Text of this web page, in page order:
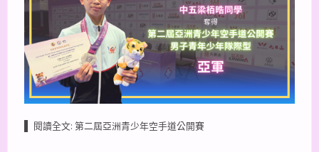
閱讀全文: 第二屆亞洲青少年空手道公開賽